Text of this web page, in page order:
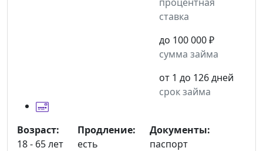
ставка
до 100 000 ₽
сумма займа
от 1 до 126 дней
срок займа
Возраст:
18 - 65 лет
Продление:
есть
Документы:
паспорт